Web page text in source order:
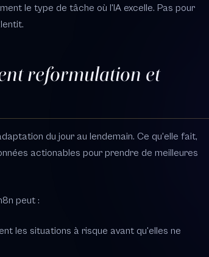
le type de tâche où l'IA excelle. Pas pour
reformulation et
du jour au lendemain. Ce qu'elle fait,
actionables pour prendre de meilleures
peut :
les situations à risque avant qu'elles ne